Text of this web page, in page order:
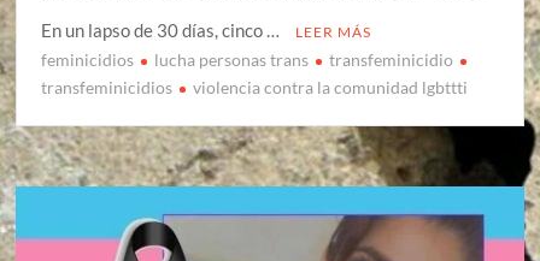
En un lapso de 30 días, cinco …
LEER MÁS
feminicidios lucha personas trans
transfeminicidio
transfeminicidios
violencia contra la comunidad lgbttti